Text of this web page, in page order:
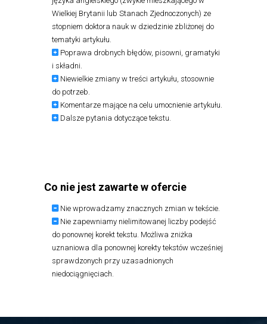
Wielkiej Brytanii lub Stanach Zjednoczonych) ze
stopniem doktora nauk w dziedzinie zbliżonej do
tematyki artykułu.
Poprawa drobnych błędów, pisowni, gramatyki
i składni.
Niewielkie zmiany w treści artykułu, stosownie
do potrzeb.
Komentarze mające na celu umocnienie artykułu.
Dalsze pytania dotyczące tekstu.
Co nie jest zawarte w ofercie
Nie wprowadzamy znacznych zmian w tekście.
Nie zapewniamy nielimitowanej liczby podejść
do ponownej korekt tekstu. Możliwa zniżka
uznaniowa dla ponownej korekty tekstów wcześniej
sprawdzonych przy uzasadnionych
niedociągnięciach.